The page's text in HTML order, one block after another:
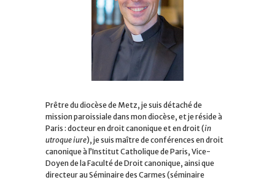
Prêtre du diocèse de Metz, je suis détaché de
mission paroissiale dans mon diocèse, et je réside à
Paris : docteur en droit canonique et en droit (in
utroque iure), je suis maître de conférences en droit
canonique à l’Institut Catholique de Paris, Vice-
Doyen de la Faculté de Droit canonique, ainsi que
directeur au Séminaire des Carmes (séminaire